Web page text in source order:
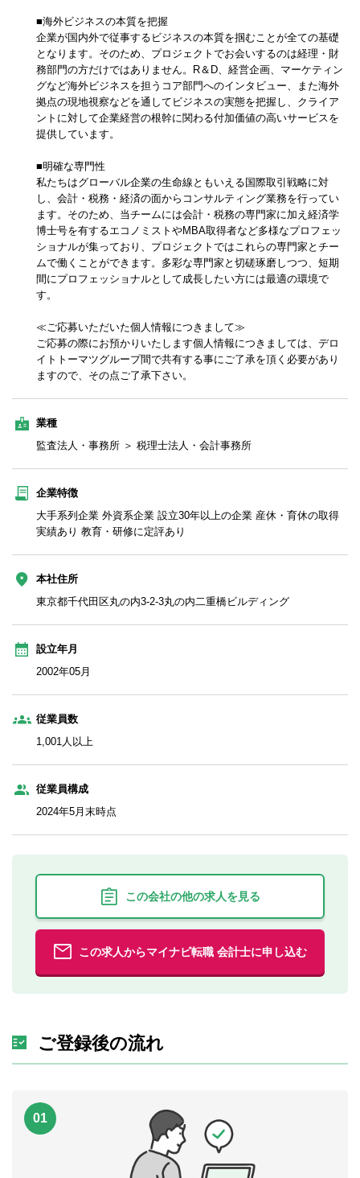
■海外ビジネスの本質を把握
企業が国内外で従事するビジネスの本質を掴むことが全ての基礎
となります。そのため、プロジェクトでお会いするのは経理・財
務部門の方だけではありません。R＆D、経営企画、マーケティン
グなど海外ビジネスを担うコア部門へのインタビュー、また海外
拠点の現地視察などを通してビジネスの実態を把握し、クライア
ントに対して企業経営の根幹に関わる付加価値の高いサービスを
提供しています。
■明確な専門性
私たちはグローバル企業の生命線ともいえる国際取引戦略に対
し、会計・税務・経済の面からコンサルティング業務を行ってい
ます。そのため、当チームには会計・税務の専門家に加え経済学
博士号を有するエコノミストやMBA取得者など多様なプロフェッ
ショナルが集っており、プロジェクトではこれらの専門家とチー
ムで働くことができます。多彩な専門家と切磋琢磨しつつ、短期
間にプロフェッショナルとして成長したい方には最適の環境で
す。
≪ご応募いただいた個人情報につきまして≫
ご応募の際にお預かりいたします個人情報につきましては、デロ
イトトーマツグループ間で共有する事にご了承を頂く必要があり
ますので、その点ご了承下さい。
業種
監査法人・事務所 ＞ 税理士法人・会計事務所
企業特徴
大手系列企業 外資系企業 設立30年以上の企業 産休・育休の取得
実績あり 教育・研修に定評あり
本社住所
東京都千代田区丸の内3-2-3丸の内二重橋ビルディング
設立年月
2002年05月
従業員数
1,001人以上
従業員構成
2024年5月末時点
この会社の他の求人を見る
この求人からマイナビ転職 会計士に申し込む
ご登録後の流れ
01